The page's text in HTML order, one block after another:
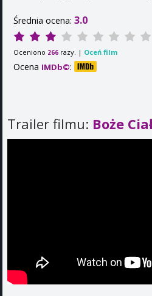
Średnia ocena: 3.0
Oceniono 266 razy. | Oceń film
Ocena IMDb©:
Trailer filmu: Boże